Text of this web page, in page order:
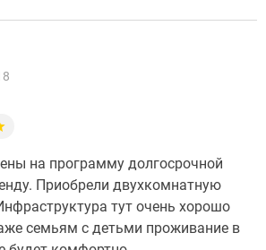
на программу долгосрочной
Приобрели двухкомнатную
тут очень хорошо
семьям с детьми проживание в